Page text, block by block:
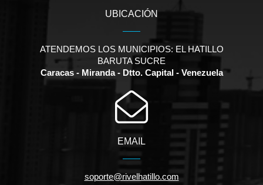
UBICACIÓN
ATENDEMOS LOS MUNICIPIOS: EL HATILLO
BARUTA SUCRE
Caracas - Miranda - Dtto. Capital - Venezuela
EMAIL
soporte@rivelhatillo.com